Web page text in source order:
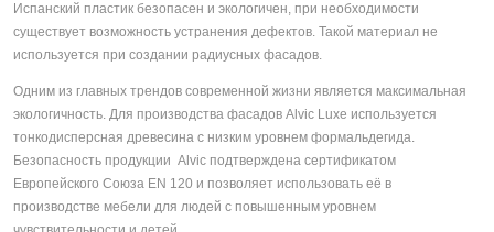
Испанский пластик безопасен и экологичен, при необходимости
существует возможность устранения дефектов. Такой материал не
используется при создании радиусных фасадов.
Одним из главных трендов современной жизни является максимальная
экологичность. Для производства фасадов Alvic Luxe используется
тонкодисперсная древесина с низким уровнем формальдегида.
Безопасность продукции Alvic подтверждена сертификатом
Европейского Союза EN 120 и позволяет использовать её в
производстве мебели для людей с повышенным уровнем